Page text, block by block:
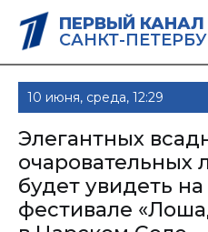
ПЕРВЫЙ КАНАЛ
САНКТ-
10 июня, среда, 12:29
Элегантных
будет увидеть
фестивале